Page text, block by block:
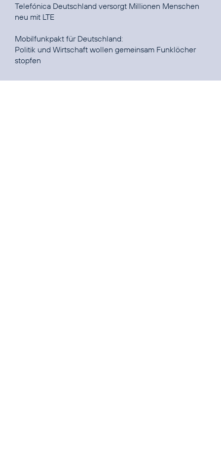
Telefónica Deutschland versorgt Millionen Menschen
neu mit LTE
Politik und Wirtschaft wollen gemeinsam Funklöcher
stopfen